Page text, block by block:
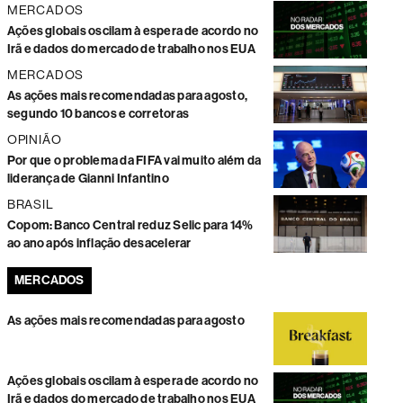
MERCADOS
Ações globais oscilam à espera de acordo no
Irã e dados do mercado de trabalho nos EUA
MERCADOS
As ações mais recomendadas para agosto,
segundo 10 bancos e corretoras
OPINIÃO
Por que o problema da FIFA vai muito além da
liderança de Gianni Infantino
BRASIL
Copom: Banco Central reduz Selic para 14%
ao ano após inflação desacelerar
MERCADOS
As ações mais recomendadas para agosto
Ações globais oscilam à espera de acordo no
Irã e dados do mercado de trabalho nos EUA